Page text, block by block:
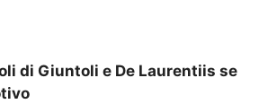
di Giuntoli e De Laurentiis se